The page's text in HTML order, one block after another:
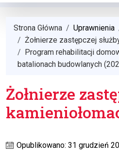
Strona Główna Uprawnienia
Żołnierze zastępczej
Program rehabilitacji
batalionach budowlanych
Żołnierze
Opublikowano: 31 grudzień